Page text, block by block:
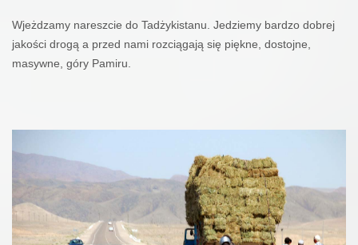
Wjeżdzamy nareszcie do Tadżykistanu. Jedziemy bardzo dobrej
jakości drogą a przed nami rozciągają się piękne, dostojne,
masywne, góry Pamiru.